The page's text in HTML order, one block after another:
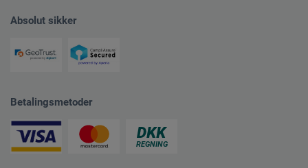
Absolut sikker
Betalingsmetoder